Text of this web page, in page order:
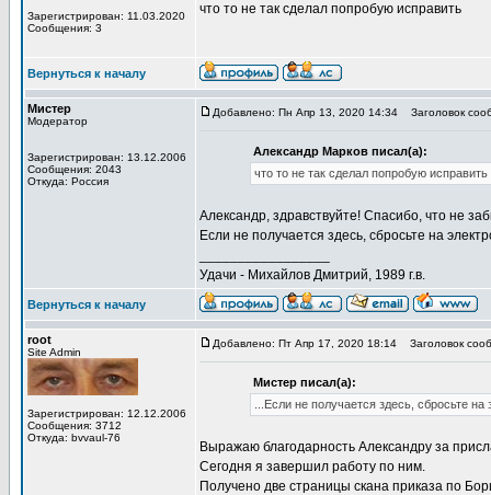
Зарегистрирован: 11.03.2020
Сообщения: 3
что то не так сделал попробую исправить
Вернуться к началу
Мистер
Модератор
Зарегистрирован: 13.12.2006
Сообщения: 2043
Откуда: Россия
Добавлено: Пн Апр 13, 2020 14:34 Заголовок
Александр Марков писал(а):
что то не так сделал попробую исправить
Александр, здравствуйте! Спасибо, что не
Если не получается здесь, сбросьте на
Удачи - Михайлов Дмитрий, 1989 г.в.
Вернуться к началу
root
Site Admin
Зарегистрирован: 12.12.2006
Сообщения: 3712
Откуда: bvvaul-76
Добавлено: Пт Апр 17, 2020 18:14 Заголовок
Мистер писал(а):
...Если не получается здесь, сбросьте
Выражаю благодарность Александру за
Сегодня я завершил работу по ним.
Получено две страницы скана приказа по